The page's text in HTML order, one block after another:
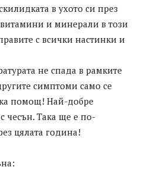
в ухото си през
и минерали в този
с всички настинки и
не спада в рамките
симптоми само се
помощ! Най-добре
чесън. Така ще е по-
цялата година!